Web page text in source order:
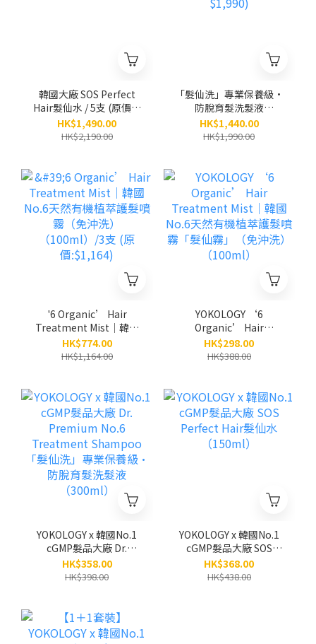
韓國大廠 SOS Perfect
Hair髮仙水 / 5支 (原價：
$2,190)
HK$1,490.00
HK$2,190.00
「髮仙洗」專業保養級•
防脫育髮洗髮液
（300ml）/ 5支 (原價
$1,990)
HK$1,440.00
HK$1,990.00
'6 Organic’ Hair
Treatment Mist│韓國
No.6天然有機植萃護髮噴
霧（免沖洗）
HK$774.00
HK$1,164.00
YOKOLOGY ‘6
Organic’ Hair
Treatment Mist│韓國
No.6天然有機植萃護髮噴
HK$298.00
HK$388.00
YOKOLOGY x 韓國No.1
cGMP髮品大廠 Dr.
Premium No.6
Treatment Shampoo
（300ml）
HK$358.00
HK$398.00
YOKOLOGY x 韓國No.1
cGMP髮品大廠 SOS
Perfect Hair髮仙水
（150ml）
HK$368.00
HK$438.00